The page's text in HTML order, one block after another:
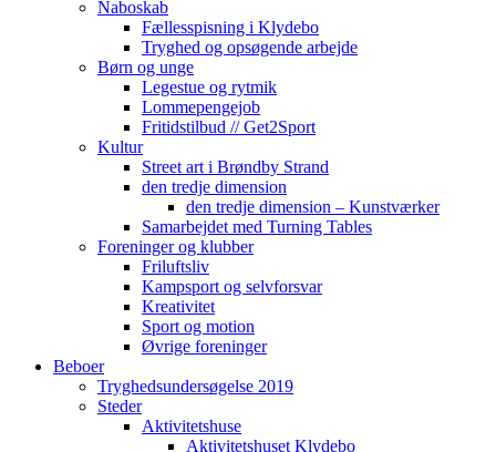
Naboskab
Fællesspisning i Klydebo
Tryghed og opsøgende arbejde
Børn og unge
Legestue og rytmik
Lommepengejob
Fritidstilbud // Get2Sport
Kultur
Street art i Brøndby Strand
den tredje dimension
den tredje dimension – Kunstværker
Samarbejdet med Turning Tables
Foreninger og klubber
Friluftsliv
Kampsport og selvforsvar
Kreativitet
Sport og motion
Øvrige foreninger
Beboer
Tryghedsundersøgelse 2019
Steder
Aktivitetshuse
Aktivitetshuset Klydebo